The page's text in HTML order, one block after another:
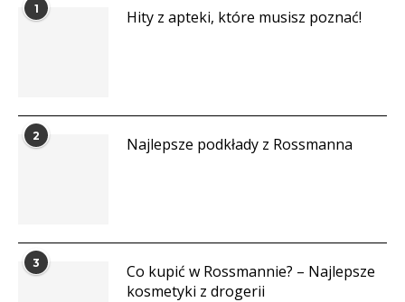
1 Hity z apteki, które musisz poznać!
2 Najlepsze podkłady z Rossmanna
3
Co kupić w Rossmannie? – Najlepsze
kosmetyki z drogerii